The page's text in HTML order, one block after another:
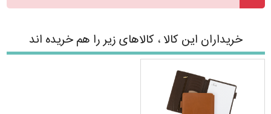
خریداران این کالا ، کالاهای زیر را هم خریده اند